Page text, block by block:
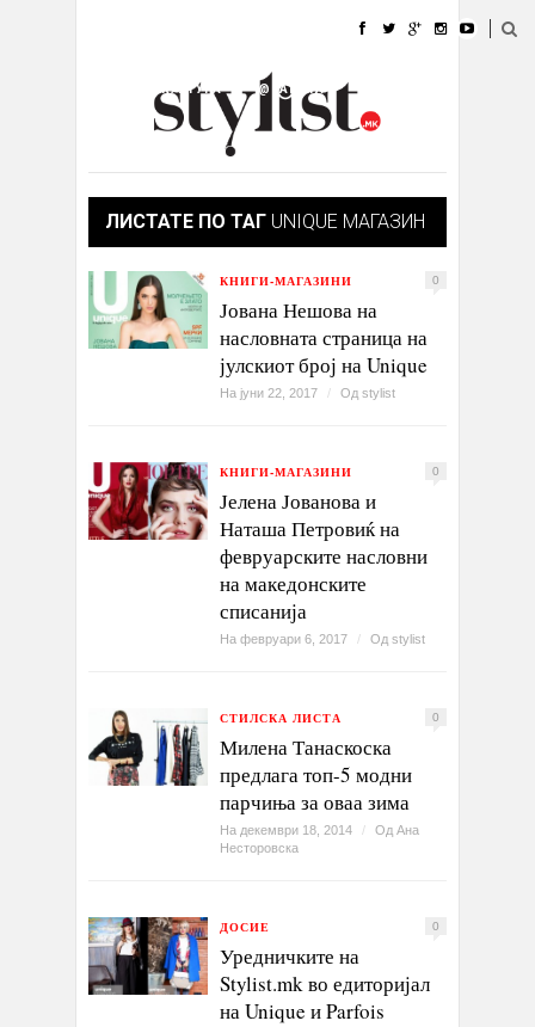
УБАВИНА
КУЛТУРА @РАБОТА
ИЗЛОГ
ЛИСТАТЕ ПО ТАГ UNIQUE МАГАЗИН
КНИГИ-МАГАЗИНИ 0
Јована Нешова на
насловната страница на
јулскиот број на Unique
На јуни 22, 2017 / Од stylist
КНИГИ-МАГАЗИНИ 0
Јелена Јованова и
Наташа Петровиќ на
февруарските насловни
на македонските
списанија
На февруари 6, 2017 / Од stylist
СТИЛСКА ЛИСТА 0
Милена Танаскоска
предлага топ-5 модни
парчиња за оваа зима
На декември 18, 2014 / Од Ана
Несторовска
ДОСИЕ 0
Уредничките на
Stylist.mk во едиторијал
на Unique и Parfois